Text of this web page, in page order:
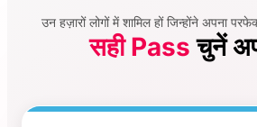
उन हज़ारों लोगों में शामिल हों जिन्होंने अपना
सही Pass चुनें